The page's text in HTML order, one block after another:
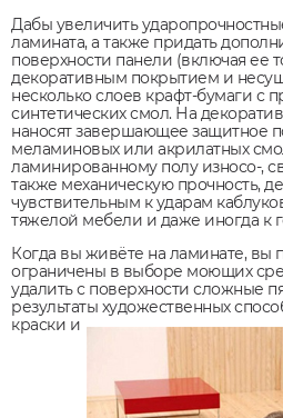
Дабы увеличить
ламината, а также придать
поверхности панели (включая ее
декоративным покрытием и
несколько слоев крафт-бумаги с
синтетических смол. На
наносят завершающее защитное
меламиновых или акрилатных
ламинированному полу износо-,
также механическую прочность,
чувствительным к ударам
тяжелой мебели и даже иногда к
Когда вы живёте на ламинате, вы
ограничены в выборе моющих
удалить с поверхности сложные
результаты художественных
краски и